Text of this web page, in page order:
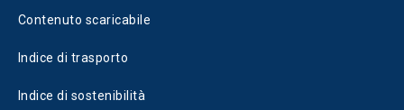
Contenuto scaricabile
Indice di trasporto
Indice di sostenibilità